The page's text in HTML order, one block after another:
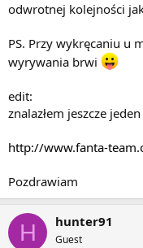
odwrotnej kolejności
PS. Przy wykręcaniu u
wyrywania brwi
edit:
znalazłem jeszcze
http://www.fanta-
Pozdrawiam
H hunter91
Guest